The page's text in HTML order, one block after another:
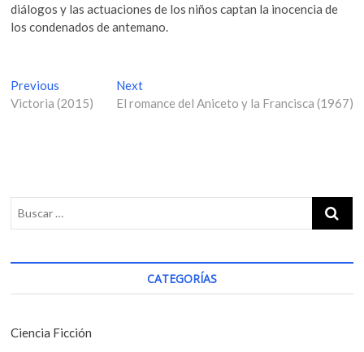
diálogos y las actuaciones de los niños captan la inocencia de
los condenados de antemano.
N
a
g
a
i
ó
n
Previous
r
p
s
:
Victoria (2015)
NextN
e
:
El romance del Aniceto y la Francisca (1967)
CATEGORÍAS
Ciencia Ficción